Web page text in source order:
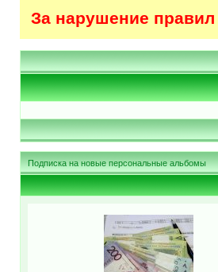
За нарушение
Подписка на новые персональные альбомы